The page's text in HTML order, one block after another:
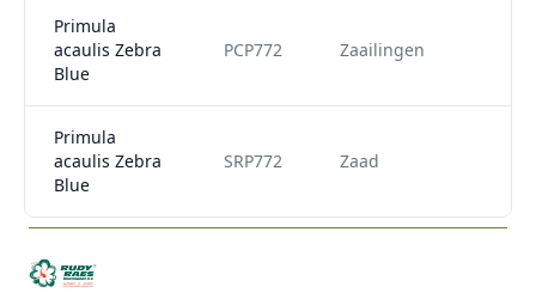
Primula
acaulis Zebra
Blue
PCP772 Zaailingen
Primula
acaulis Zebra
Blue
SRP772 Zaad